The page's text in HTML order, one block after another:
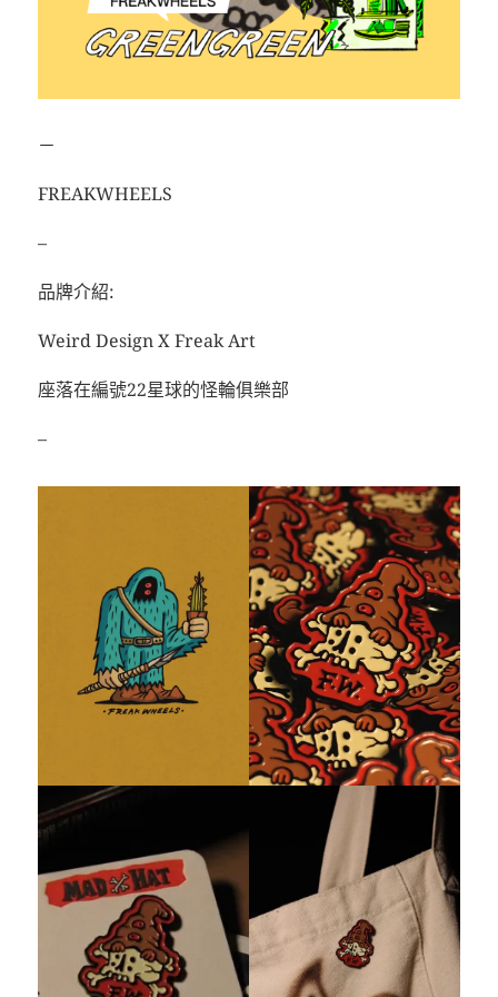
－
FREAKWHEELS
–
品牌介紹:
Weird Design X Freak Art
座落在編號22星球的怪輪俱樂部
–